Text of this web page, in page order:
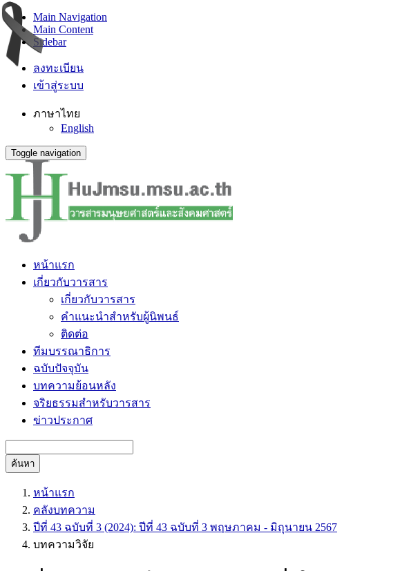
Main Navigation
Main Content
Sidebar
ลงทะเบียน
เข้าสู่ระบบ
ภาษาไทย
English
Toggle navigation
หน้าแรก
เกี่ยวกับวารสาร
เกี่ยวกับวารสาร
คำแนะนำสำหรับผู้นิพนธ์
ติดต่อ
ทีมบรรณาธิการ
ฉบับปัจจุบัน
บทความย้อนหลัง
จริยธรรมสำหรับวารสาร
ข่าวประกาศ
ค้นหา
หน้าแรก
คลังบทความ
ปีที่ 43 ฉบับที่ 3 (2024): ปีที่ 43 ฉบับที่ 3 พฤษภาคม - มิถุนายน 2567
บทความวิจัย